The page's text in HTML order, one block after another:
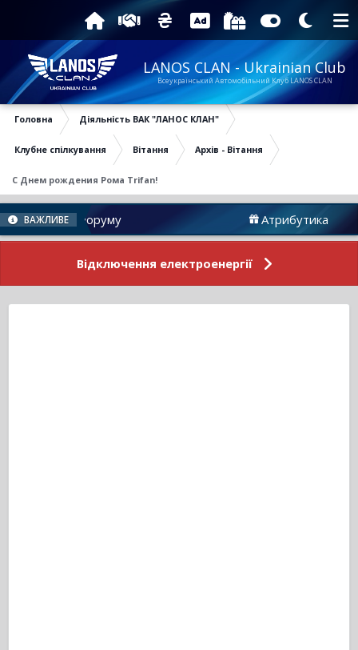
LANOS CLAN - Ukrainian Club
Всеукраїнський Автомобільний Клуб LANOS CLAN
Головна Діяльність ВАК "ЛАНОС КЛАН"
Клубне спілкування Вітання Архів - Вітання
С Днем рождения Рома Trifan!
ВАЖЛИВЕ
Форуму Атрибутика
Відключення електроенергії